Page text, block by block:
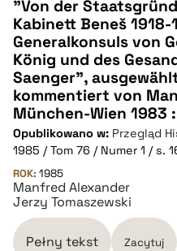
"Von der
Kabinett Beneš
Generalkonsuls von
König und des
Saenger",
kommentiert von
München-Wien 1983
Opublikowano w: Przegląd
1985 / Tom 76 / Numer 1 / s.
ROK: 1985
Manfred Alexander
Jerzy Tomaszewski
Pełny tekst Zacytuj